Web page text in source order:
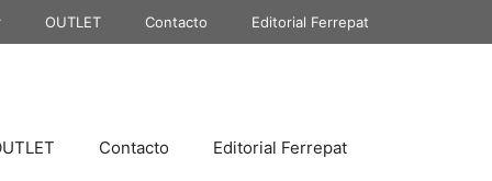
OUTLET Contacto Editorial Ferrepat
Contacto Editorial Ferrepat